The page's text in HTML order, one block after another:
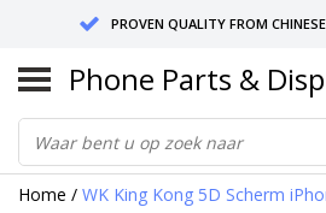
PROVEN QUALITY FROM
SEND RETURNS TO GERMANY
10 DAY
Phone Parts &
Home / WK King Kong 5D Scherm